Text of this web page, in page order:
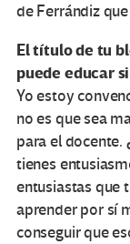
de Ferrándiz
El título de tu
puede educar
Yo estoy
no es que sea
para el docente.
tienes
entusiastas que
aprender por sí
conseguir que